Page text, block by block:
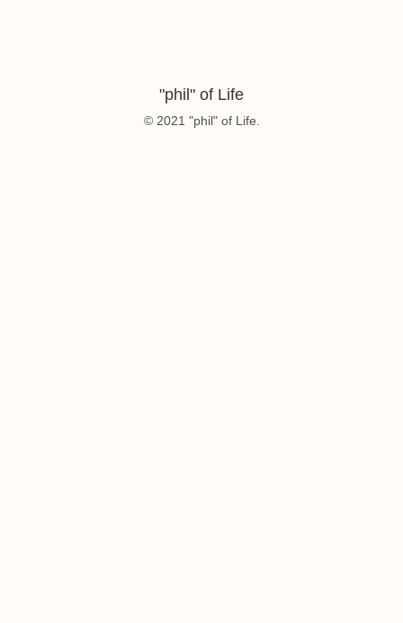
"phil" of Life
© 2021 "phil" of Life.